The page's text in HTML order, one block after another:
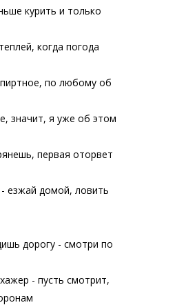
курить и только
когда погода
по любому об
значит, я уже об этом
первая оторвет
- езжай домой, ловить
дорогу - смотри по
- пусть смотрит,